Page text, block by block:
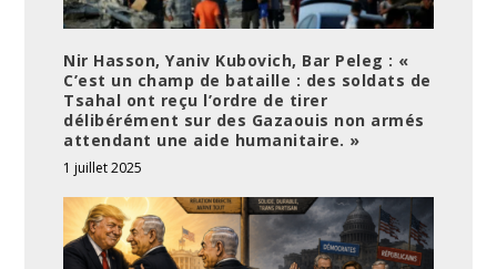
Nir Hasson, Yaniv Kubovich, Bar Peleg : «
C’est un champ de bataille : des soldats de
Tsahal ont reçu l’ordre de tirer
délibérément sur des Gazaouis non armés
attendant une aide humanitaire. »
1 juillet 2025